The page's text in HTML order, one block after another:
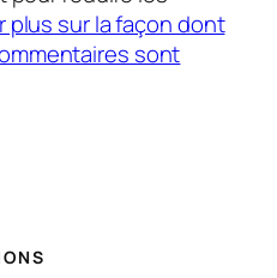
plus sur la façon dont
sont